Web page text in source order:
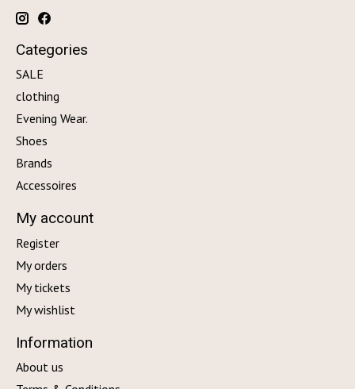
Categories
SALE
clothing
Evening Wear.
Shoes
Brands
Accessoires
My account
Register
My orders
My tickets
My wishlist
Information
About us